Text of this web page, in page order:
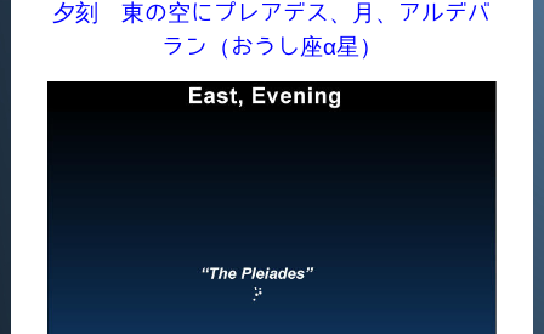
夕刻 東の空にプレアデス、月、アルデバ
ラン（おうし座α星）